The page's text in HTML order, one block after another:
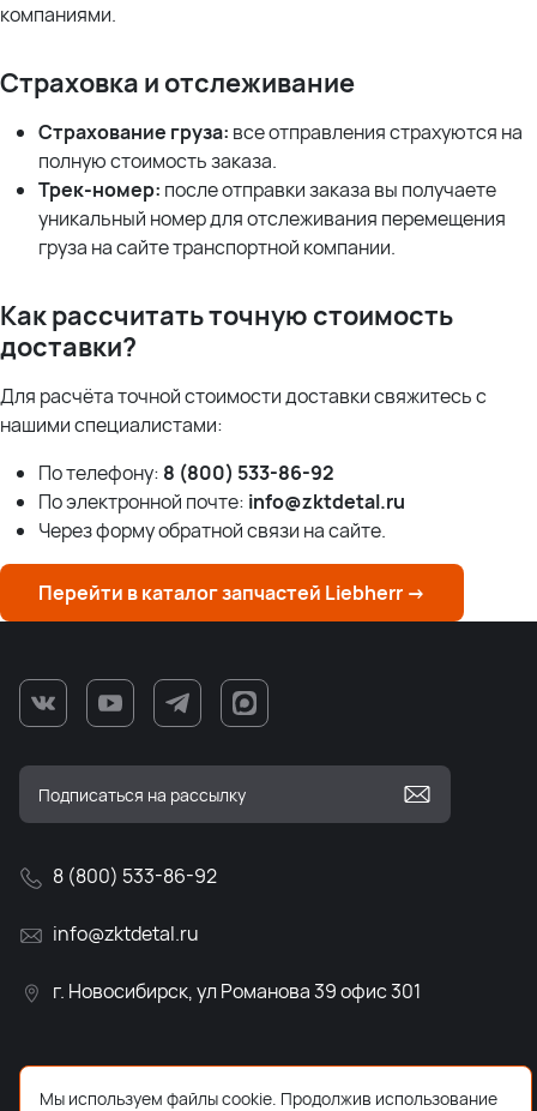
компаниями.
Страховка и отслеживание
Страхование груза: все отправления страхуются на
полную стоимость заказа.
Трек-номер: после отправки заказа вы получаете
уникальный номер для отслеживания перемещения
груза на сайте транспортной компании.
Как рассчитать точную стоимость
доставки?
Для расчёта точной стоимости доставки свяжитесь с
нашими специалистами:
По телефону: 8 (800) 533-86-92
По электронной почте: info@zktdetal.ru
Через форму обратной связи на сайте.
Перейти в каталог запчастей Liebherr →
8 (800) 533-86-92
info@zktdetal.ru
г. Новосибирск, ул Романова 39 офис 301
Мы используем файлы cookie. Продолжив использование